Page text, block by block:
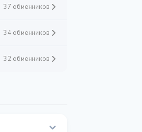
37 обменников
34 обменников
32 обменников